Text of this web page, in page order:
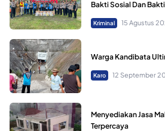
Bakti Sosial Dan
Kriminal 15 Agustus
Warga Kandibata
Karo 12 September
Menyediakan Jasa
Terpercaya